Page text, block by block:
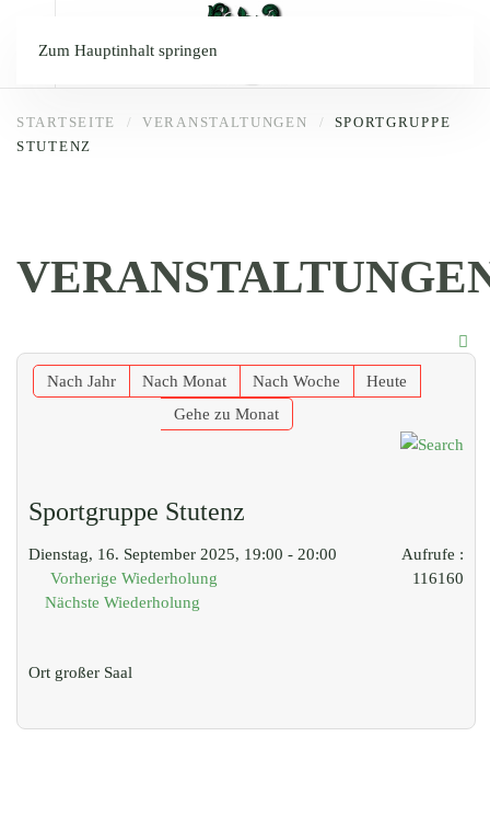
Zum Hauptinhalt springen
STARTSEITE VERANSTALTUNGEN
SPORTGRUPPE
STUTENZ
Nach Jahr Nach Monat Nach Woche
Heute
Gehe zu Monat
Sportgruppe Stutenz
Dienstag, 16. September 2025, 19:00 - 20:00
Vorherige Wiederholung
Nächste Wiederholung
Aufrufe :
116160
Ort großer Saal